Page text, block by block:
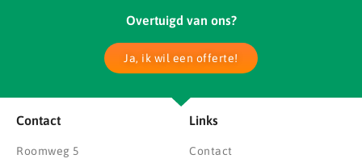
Overtuigd van ons?
Ja, ik wil een offerte!
Contact
Roomweg 5
Links
Contact